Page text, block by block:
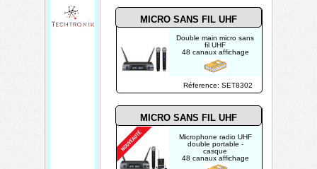
MICRO SANS FIL UHF
Réference: SET8302
Double main micro sans
fil UHF
48 canaux affichage
Microphone radio UHF
double portable -
casque
48 canaux affichage
MICRO SANS FIL UHF